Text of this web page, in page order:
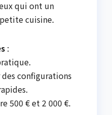
qui ont un
cuisine.
:
configurations
500 € et 2 000 €.